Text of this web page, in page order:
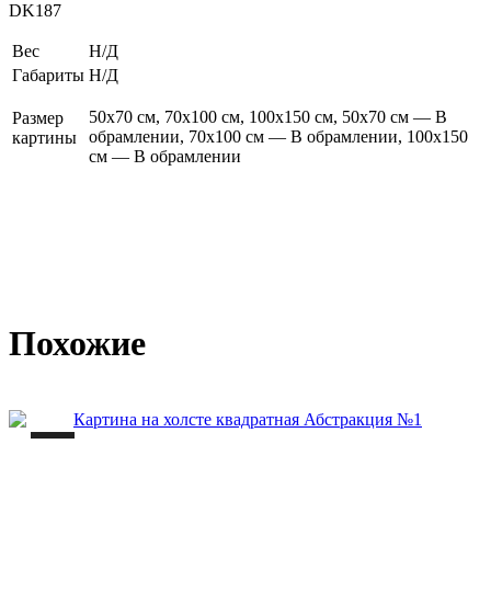
DK187
Вес
Н/Д
Габариты Н/Д
Размер
картины
50х70 см, 70х100 см, 100х150 см, 50х70 см — В
обрамлении, 70х100 см — В обрамлении, 100х150
см — В обрамлении
Похожие